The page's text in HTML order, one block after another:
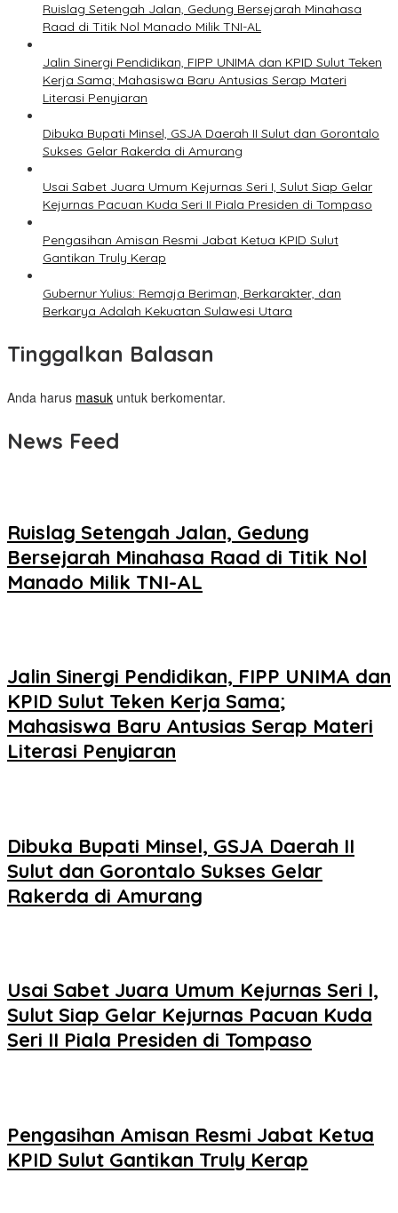
Ruislag Setengah Jalan, Gedung Bersejarah Minahasa
Raad di Titik Nol Manado Milik TNI-AL
Jalin Sinergi Pendidikan, FIPP UNIMA dan KPID Sulut Teken
Kerja Sama; Mahasiswa Baru Antusias Serap Materi
Literasi Penyiaran
Dibuka Bupati Minsel, GSJA Daerah II Sulut dan Gorontalo
Sukses Gelar Rakerda di Amurang
Usai Sabet Juara Umum Kejurnas Seri I, Sulut Siap Gelar
Kejurnas Pacuan Kuda Seri II Piala Presiden di Tompaso
Pengasihan Amisan Resmi Jabat Ketua KPID Sulut
Gantikan Truly Kerap
Gubernur Yulius: Remaja Beriman, Berkarakter, dan
Berkarya Adalah Kekuatan Sulawesi Utara
Tinggalkan Balasan
Anda harus masuk untuk berkomentar.
News Feed
Ruislag Setengah Jalan, Gedung
Bersejarah Minahasa Raad di Titik Nol
Manado Milik TNI-AL
Jalin Sinergi Pendidikan, FIPP UNIMA dan
KPID Sulut Teken Kerja Sama;
Mahasiswa Baru Antusias Serap Materi
Literasi Penyiaran
Dibuka Bupati Minsel, GSJA Daerah II
Sulut dan Gorontalo Sukses Gelar
Rakerda di Amurang
Usai Sabet Juara Umum Kejurnas Seri I,
Sulut Siap Gelar Kejurnas Pacuan Kuda
Seri II Piala Presiden di Tompaso
Pengasihan Amisan Resmi Jabat Ketua
KPID Sulut Gantikan Truly Kerap